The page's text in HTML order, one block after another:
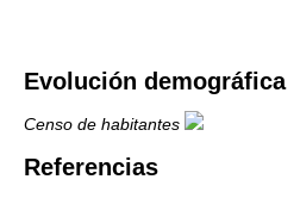
Evolución demográfica
Censo de habitantes
Referencias